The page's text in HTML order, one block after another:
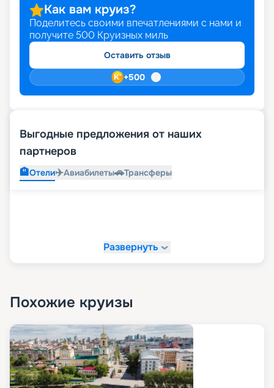
Как вам круиз?
Поделитесь своими впечатлениями с нами и
получите 500 Круизных миль
Оставить отзыв
+500
Выгодные предложения от наших
партнеров
🏨Отели✈️Авиабилеты🚗Трансферы
Развернуть
Похожие круизы